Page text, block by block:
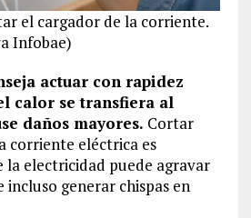
el cargador de la corriente.
Infobae)
actuar con rapidez
calor se transfiera al
daños mayores. Cortar
corriente eléctrica es
electricidad puede agravar
generar chispas en